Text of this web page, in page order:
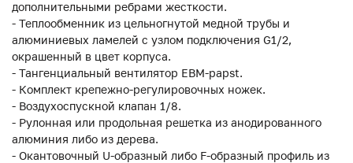
дополнительными ребрами жесткости.
- Теплообменник из цельногнутой медной трубы и
алюминиевых ламелей с узлом подключения G1/2,
окрашенный в цвет корпуса.
- Тангенциальный вентилятор EBM-papst.
- Комплект крепежно-регулировочных ножек.
- Воздухоспускной клапан 1/8.
- Рулонная или продольная решетка из анодированного
алюминия либо из дерева.
- Окантовочный U-образный либо F-образный профиль из